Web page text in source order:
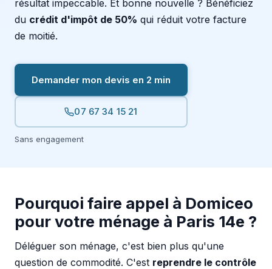
résultat impeccable. Et bonne nouvelle ? Bénéficiez
du crédit d'impôt de 50% qui réduit votre facture
de moitié.
Demander mon devis en 2 min
07 67 34 15 21
Sans engagement
Pourquoi faire appel à Domiceo
pour votre ménage à Paris 14e ?
Déléguer son ménage, c'est bien plus qu'une
question de commodité. C'est reprendre le contrôle